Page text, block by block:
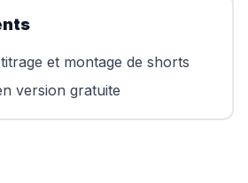
et montage de shorts
version gratuite